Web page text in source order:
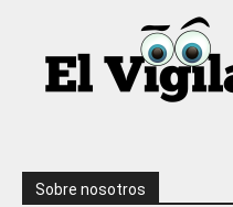
Sobre nosotros